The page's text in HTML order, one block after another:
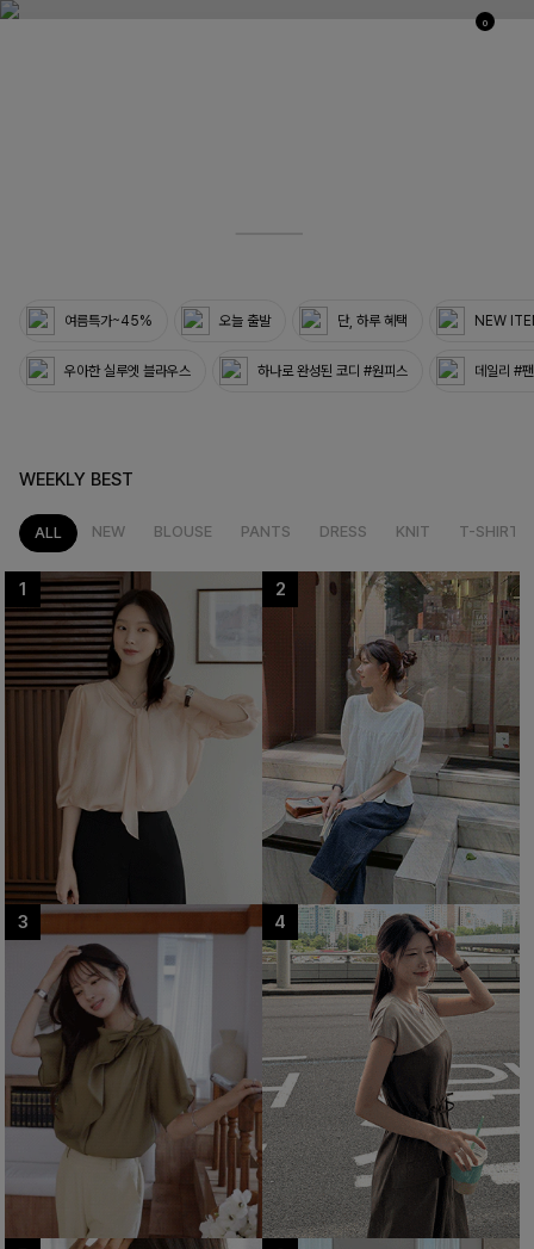
0
여름특가~45% 오늘 출발 단, 하루 혜택 NEW
우아한 실루엣 블라우스 하나로 완성된 코디 #원피스 데일리 #
WEEKLY BEST
ALL NEW BLOUSE PANTS DRESS KNIT T-SHIRT